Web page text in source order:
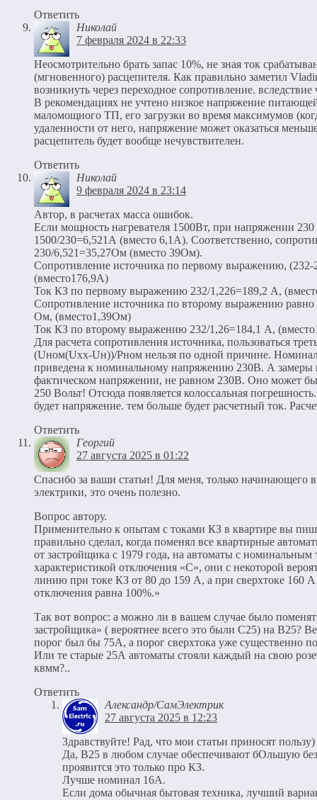
Ответить
Николай
7 февраля 2024 в 22:33
Неосмотрительно брать запас 10%, не зная ток
(мгновенного) расцепителя. Как правильно заметил
возникнуть через переходное сопротивление.
В рекомендациях не учтено низкое напряжение
маломощного ТП, его загрузки во время максимумов
удаленности от него, напряжение может оказаться
расцепитель будет вообще нечувствителен.
Ответить
Николай
9 февраля 2024 в 23:14
Автор, в расчетах масса ошибок.
Если мощность нагревателя 1500Вт, при напряжении 230
1500/230=6,521А (вместо 6,1А). Соответственно,
230/6,521=35,27Ом (вместо 39Ом).
Сопротивление источника по первому выражению,
(вместо176,9А)
Ток КЗ по первому выражению 232/1,226=189,2 А,
Сопротивление источника по второму выражению равно
Ом, (вместо1,39Ом)
Ток КЗ по второму выражению 232/1,26=184,1 А,
Для расчета сопротивления источника, пользоваться
(Uном(Uхх-Uн))/Pном нельзя по одной причине.
приведена к номинальному напряжению 230В. А замеры
фактическом напряжении, не равном 230В. Оно может
250 Вольт! Отсюда появляется колоссальная
будет напряжение. тем больше будет расчетный ток.
Ответить
Георгий
27 августа 2025 в 01:22
Спасибо за ваши статьи! Для меня, только начинающего
электрики, это очень полезно.
Вопрос автору.
Применительно к опытам с токами КЗ в квартире вы
правильно сделал, когда поменял все квартирные
от застройщика с 1979 года, на автоматы с
характеристикой отключения «С», они с некоторой
линию при токе КЗ от 80 до 159 А, а при сверхтоке 160 А
отключения равна 100%.»
Так вот вопрос: а можно ли в вашем случае было
застройщика» ( вероятнее всего это были С25) на В25?
порог был бы 75А, а порог сверхтока уже существенно
Или те старые 25А автоматы стояли каждый на свою
квмм?..
Ответить
Александр/СамЭлектрик
27 августа 2025 в 12:23
Здравствуйте! Рад, что мои статьи приносят пользу)
Да, В25 в любом случае обеспечивают бОльшую
проявится это только про КЗ.
Лучше номинал 16А.
Если дома обычная бытовая техника, лучший